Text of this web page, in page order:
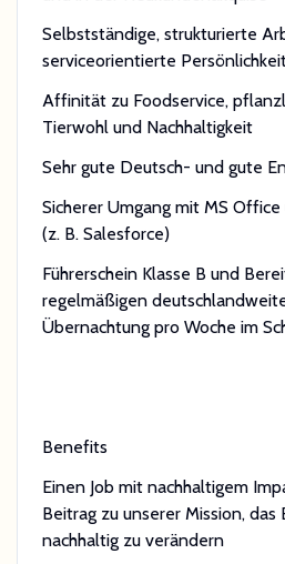
Selbstständige, strukturierte
serviceorientierte
Affinität zu Foodservice,
Tierwohl und Nachhaltigkeit
Sehr gute Deutsch- und gute
Sicherer Umgang mit MS
(z. B. Salesforce)
Führerschein Klasse B und
regelmäßigen
Übernachtung pro Woche im
Benefits
Einen Job mit nachhaltigem
Beitrag zu unserer Mission, das
nachhaltig zu verändern